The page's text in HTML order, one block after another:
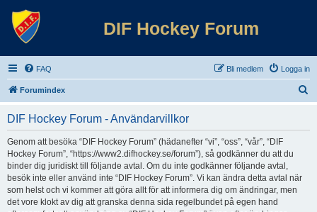
DIF Hockey Forum
FAQ Logga in
Bli medlem
Forumindex
DIF Hockey Forum - Användarvillkor
Genom att besöka “DIF Hockey Forum” (hädanefter “vi”, “oss”, “vår”, “DIF
Hockey Forum”, “https://www2.difhockey.se/forum”), så godkänner du att du
binder dig juridiskt till följande avtal. Om du inte godkänner följande avtal,
besök inte eller använd inte “DIF Hockey Forum”. Vi kan ändra detta avtal när
som helst och vi kommer att göra allt för att informera dig om ändringar, men
det vore klokt av dig att granska denna sida regelbundet på egen hand